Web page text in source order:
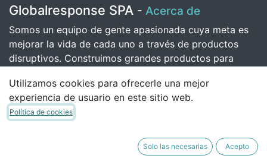
Globalresponse SPA - Acerca de
Somos un equipo de gente apasionada cuya meta es
mejorar la vida de cada uno a través de productos
disruptivos. Construimos grandes productos para
Nuestros productos están diseñados para pequeñas o
medianas empresas que quieran optimizar su
rendimiento.
Copyright © Daniel Alejandro Santibanez Polanco
Utilizamos cookies para ofrecerle una mejor
experiencia de usuario en este sitio web.
Política de cookies
Solo las necesarias Acepto